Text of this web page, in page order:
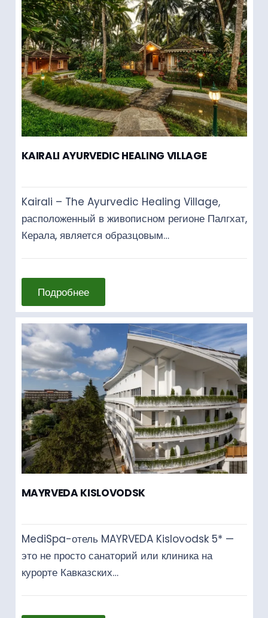
KAIRALI AYURVEDIC HEALING VILLAGE
Kairali – The Ayurvedic Healing Village,
расположенный в живописном регионе Палгхат,
Керала, является образцовым…
Подробнее
MAYRVEDA KISLOVODSK
MediSpa-отель MAYRVEDA Kislovodsk 5* —
это не просто санаторий или клиника на
курорте Кавказских…